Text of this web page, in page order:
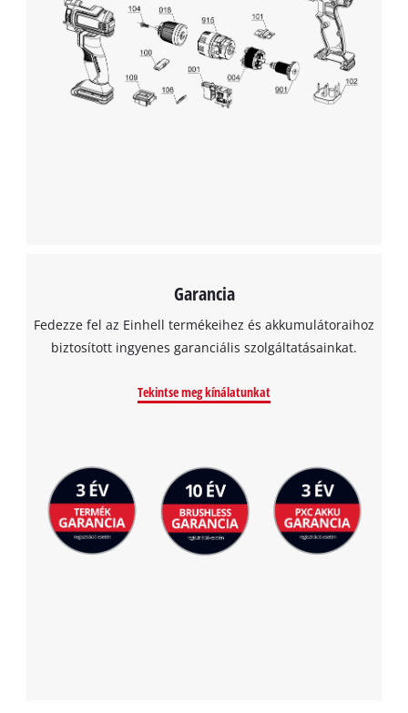
to trackers that are not disclosed to the
visitor. The website owner needs to setup
the site with their CMP to add this content
to the list of technologies used.
Powered byUsercentrics Consent
Garancia
Fedezze fel az Einhell termékeihez és akkumulátoraihoz
biztosított ingyenes garanciális szolgáltatásainkat.
Tekintse meg kínálatunkat